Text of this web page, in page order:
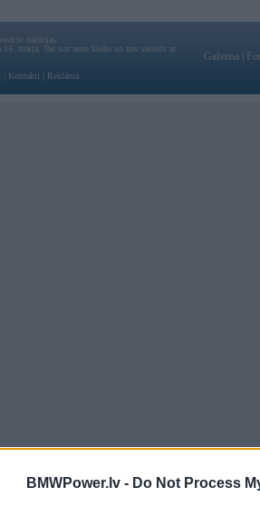
BMWPower.lv - Do Not Process
darbojas
14. maija. Tas nav auto klubs un nav saistīts ar
Kontakti Reklāma
Galvena